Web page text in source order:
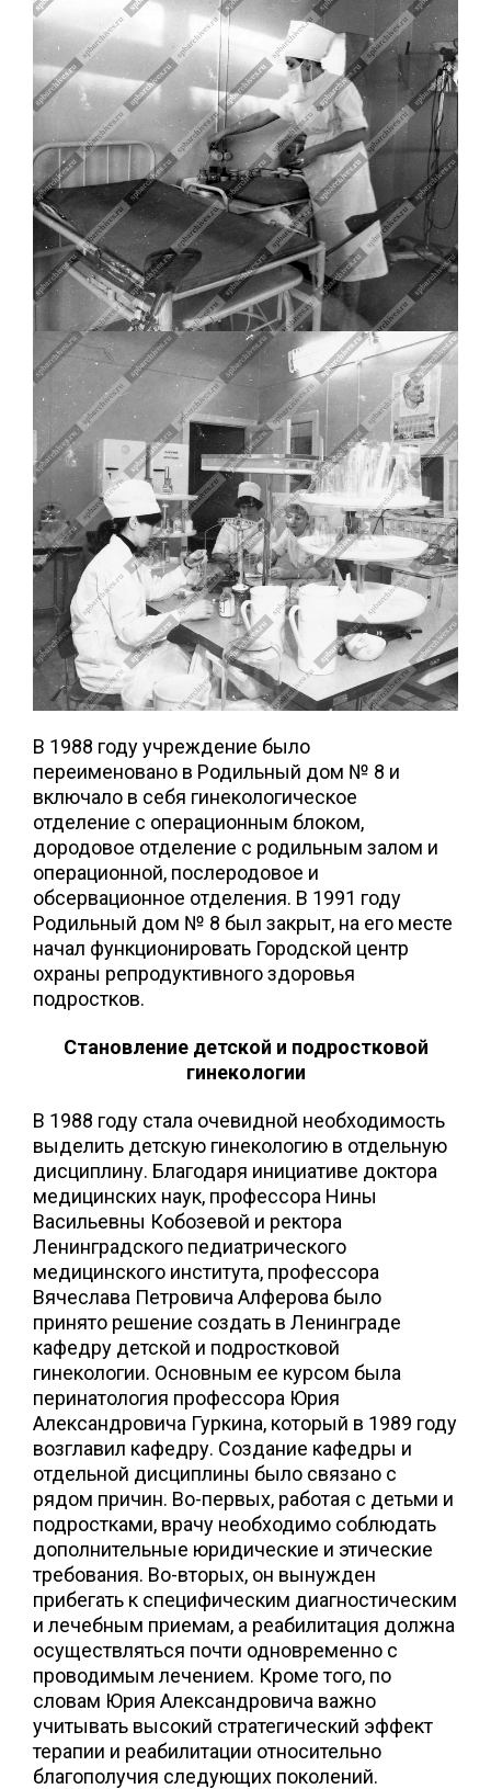
В 1988 году учреждение было
переименовано в Родильный дом № 8 и
включало в себя гинекологическое
отделение с операционным блоком,
дородовое отделение с родильным залом и
операционной, послеродовое и
обсервационное отделения. В 1991 году
Родильный дом № 8 был закрыт, на его месте
начал функционировать Городской центр
охраны репродуктивного здоровья
подростков.
Становление детской и подростковой
гинекологии
В 1988 году стала очевидной необходимость
выделить детскую гинекологию в отдельную
дисциплину. Благодаря инициативе доктора
медицинских наук, профессора Нины
Васильевны Кобозевой и ректора
Ленинградского педиатрического
медицинского института, профессора
Вячеслава Петровича Алферова было
принято решение создать в Ленинграде
кафедру детской и подростковой
гинекологии. Основным ее курсом была
перинатология профессора Юрия
Александровича Гуркина, который в 1989 году
возглавил кафедру. Создание кафедры и
отдельной дисциплины было связано с
рядом причин. Во-первых, работая с детьми и
подростками, врачу необходимо соблюдать
дополнительные юридические и этические
требования. Во-вторых, он вынужден
прибегать к специфическим диагностическим
и лечебным приемам, а реабилитация должна
осуществляться почти одновременно с
проводимым лечением. Кроме того, по
словам Юрия Александровича важно
учитывать высокий стратегический эффект
терапии и реабилитации относительно
благополучия следующих поколений.